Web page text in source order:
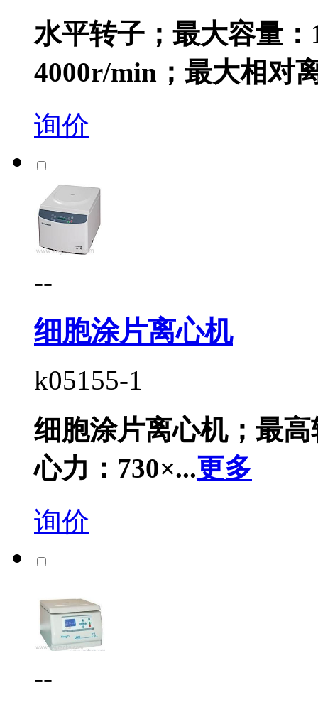
水平转子；最大容量
4000r/min；最大相对
询价
--
细胞涂片离心机
k05155-1
细胞涂片离心机；最
心力：730×...更多
询价
--